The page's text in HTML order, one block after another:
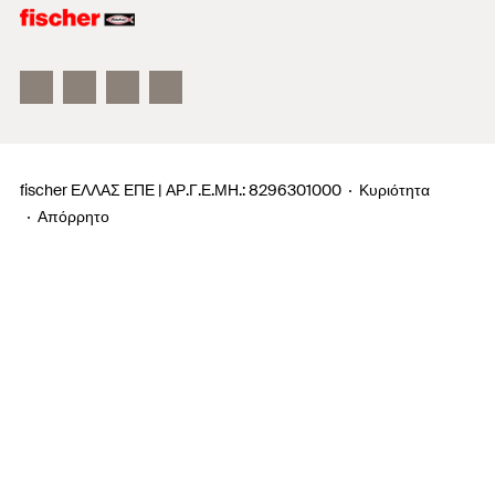
fischertechnik παιχνίδια
fischer ΕΛΛΑΣ ΕΠΕ | ΑΡ.Γ.Ε.ΜΗ.: 8296301000
Κυριότητα
Απόρρητο